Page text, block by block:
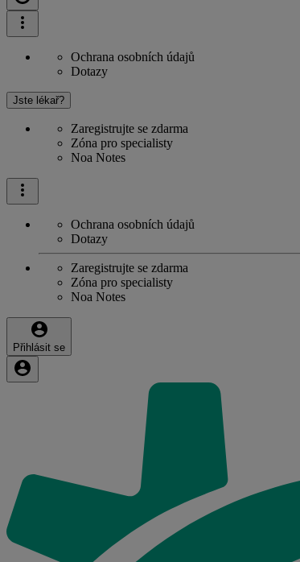
Ochrana osobních údajů
Dotazy
Jste lékař?
Zaregistrujte se zdarma
Zóna pro specialisty
Noa Notes
Ochrana osobních údajů
Dotazy
Zaregistrujte se zdarma
Zóna pro specialisty
Noa Notes
Přihlásit se